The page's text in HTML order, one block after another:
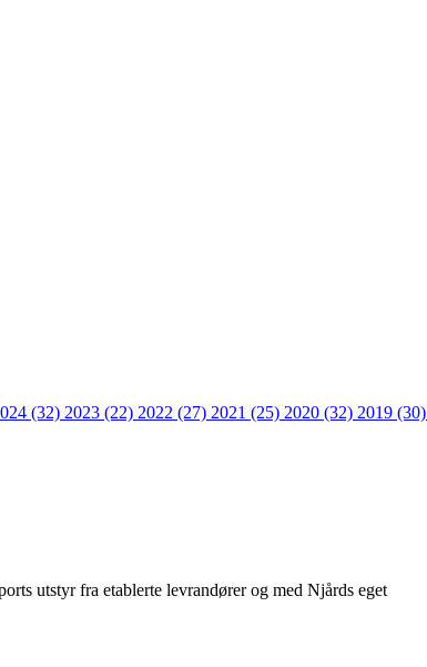
(32) 2023 (22) 2022 (27) 2021 (25) 2020 (32) 2019 (30)
utstyr fra etablerte levrandører og med Njårds eget